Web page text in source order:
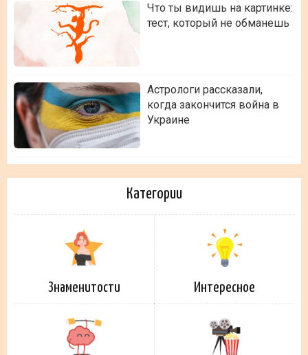
Что ты видишь на картинке:
тест, который не обманешь
Астрологи рассказали,
когда закончится война в
Украине
Категории
Знаменитости Интересное